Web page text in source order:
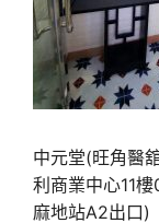
中元堂(旺角醫
利商業中心11
麻地站A2出口)